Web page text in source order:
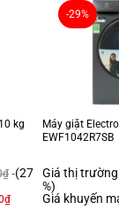
1200
5 sao
ống xả/nắp nhựa
kg
₫ (27
₫
-29%
Máy giặt
EWF1042R7SB
Giá thị
%)
Giá khuyến